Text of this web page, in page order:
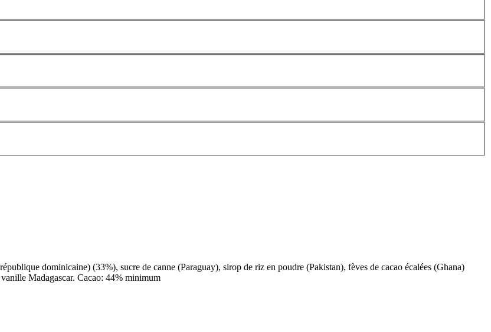
dominicaine) (33%), sucre de canne (Paraguay), sirop de riz en poudre (Pakistan), fèves de cacao écalées (Ghana)
Madagascar. Cacao: 44% minimum